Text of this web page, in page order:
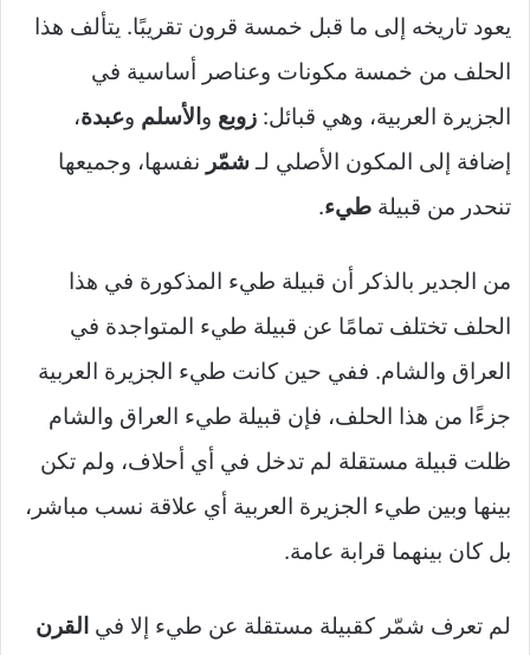
يعود تاريخه إلى ما قبل خمسة قرون تقريبًا. يتألف هذا
الحلف من خمسة مكونات وعناصر أساسية في
الجزيرة العربية، وهي قبائل: زوبع و الأسلم وعبدة،
إضافة إلى المكون الأصلي لـشمّر نفسها، وجميعها
تنحدر من قبيلة طيء.
من الجدير بالذكر أن قبيلة طيء المذكورة في هذا
الحلف تختلف تمامًا عن قبيلة طيء المتواجدة في
العراق والشام. ففي حين كانت طيء الجزيرة العربية
جزءًا من هذا الحلف، فإن قبيلة طيء العراق والشام
ظلت قبيلة مستقلة لم تدخل في أي أحلاف، ولم تكن
بينها وبين طيء الجزيرة العربية أي علاقة نسب مباشر،
بل كان بينهما قرابة عامة.
لم تعرف شمّر كقبيلة مستقلة عن طيء إلا في القرن